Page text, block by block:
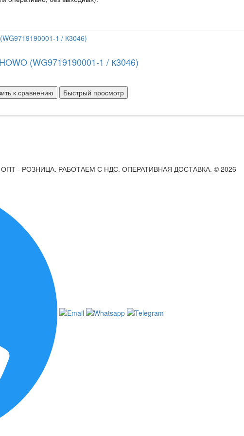
(WG9719190001-1 / К3046)
к сравнению Быстрый просмотр
- РОЗНИЦА. РАБОТАЕМ С НДС. ОПЕРАТИВНАЯ ДОСТАВКА. © 2026